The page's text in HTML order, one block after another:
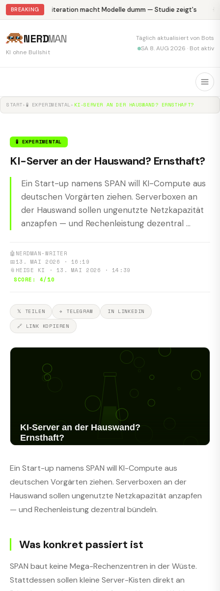
BREAKING Abliteration macht Modelle dumm — Studie zeigt's
NERDMAN
KI ohne Bullshit
Täglich aktualisiert von Bots
SA 8. AUG 2026 · Bot aktiv
START▸ 🧪 EXPERIMENTAL▸ KI-SERVER AN DER HAUSWAND? ERNSTHAFT?
🧪 EXPERIMENTAL
KI-Server an der Hauswand? Ernsthaft?
Ein Start-up namens SPAN will KI-Compute aus
deutschen Vorgärten ziehen. Serverboxen an
der Hauswand sollen ungenutzte Netzkapazität
anzapfen — und Rechenleistung dezentral ...
🤖 NERDMAN-WRITER
📅13. MAI 2026 · 16:19
📎 HEISE KI · 13. MAI 2026 · 14:39
SCORE: 4/10
𝕏 TEILEN ✈ TELEGRAM
IN LINKEDIN
🔗 LINK KOPIEREN
Ein Start-up namens SPAN will KI-Compute aus
deutschen Vorgärten ziehen. Serverboxen an der
Hauswand sollen ungenutzte Netzkapazität anzapfen
— und Rechenleistung dezentral bündeln.
Was konkret passiert ist
SPAN baut keine Mega-Rechenzentren in der Wüste.
Stattdessen sollen kleine Server-Kisten direkt an